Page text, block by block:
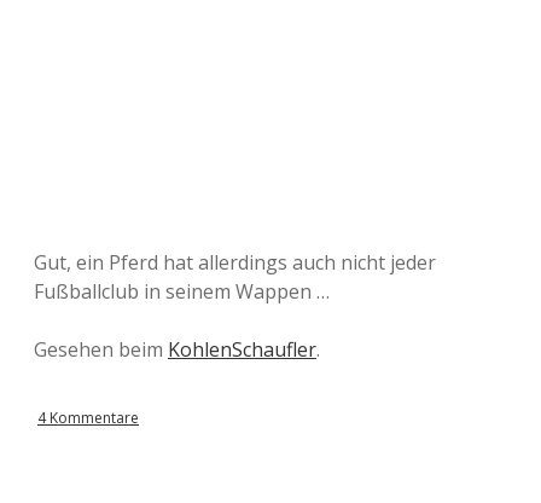
Gut, ein Pferd hat allerdings auch nicht jeder
Fußballclub in seinem Wappen …
Gesehen beim KohlenSchaufler.
4 Kommentare